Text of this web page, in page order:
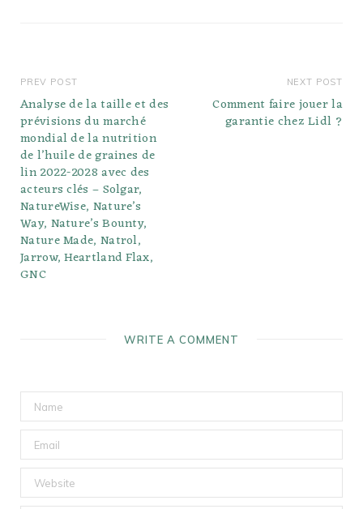
PREV POST
Analyse de la taille et des
prévisions du marché
mondial de la nutrition
de l’huile de graines de
lin 2022-2028 avec des
acteurs clés – Solgar,
NatureWise, Nature’s
Way, Nature’s Bounty,
Nature Made, Natrol,
Jarrow, Heartland Flax,
GNC
NEXT POST
Comment faire jouer la
garantie chez Lidl ?
WRITE A COMMENT